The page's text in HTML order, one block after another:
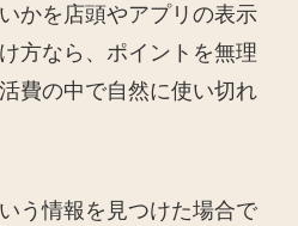
かを店頭やアプリの表示
方なら、ポイントを無理
費の中で自然に使い切れ
う情報を見つけた場合で